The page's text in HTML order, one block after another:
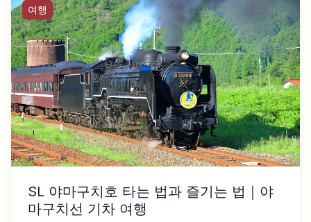
여행
SL 야마구치호 타는 법과 즐기는 법｜야
마구치선 기차 여행